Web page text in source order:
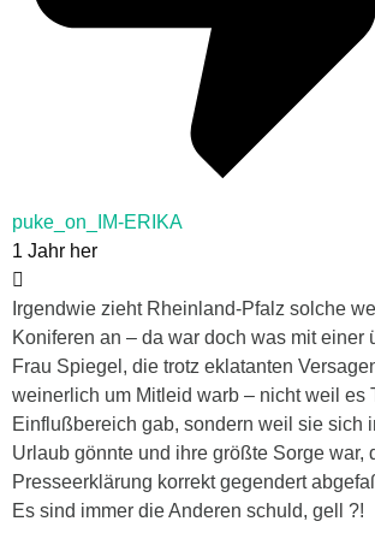
puke_on_IM-ERIKA
1 Jahr her
Irgendwie zieht Rheinland-Pfalz solche
Koniferen an – da war doch was mit einer
Frau Spiegel, die trotz eklatanten
weinerlich um Mitleid warb – nicht weil es
Einflußbereich gab, sondern weil sie sich
Urlaub gönnte und ihre größte Sorge war,
Presseerklärung korrekt gegendert
Es sind immer die Anderen schuld, gell ?!